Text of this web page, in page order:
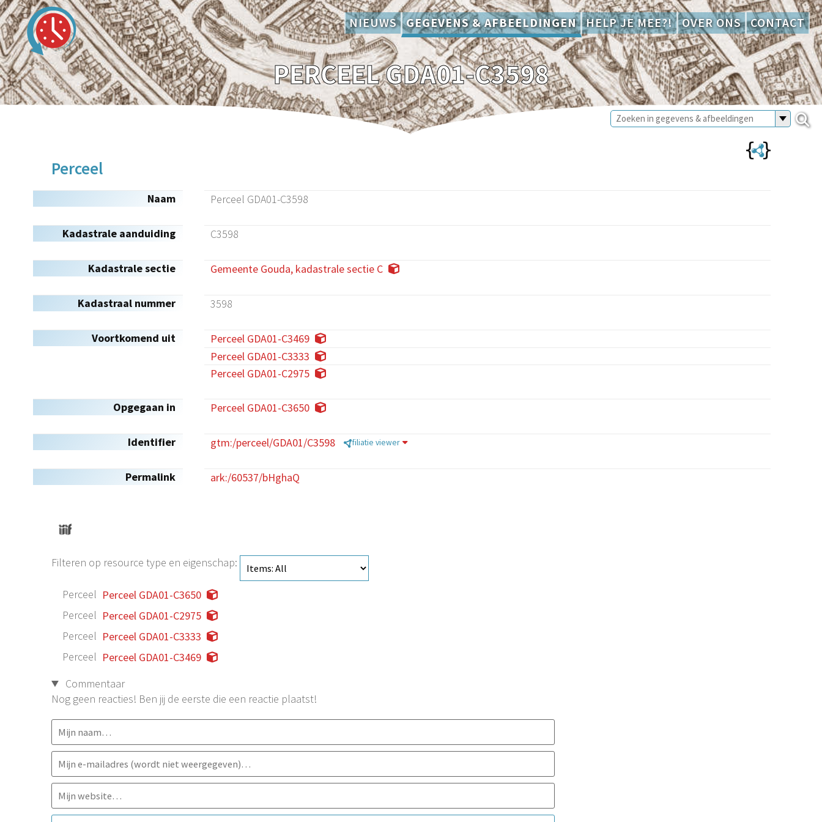
NIEUWS GEGEVENS & AFBEELDINGEN HELP JE MEE?! OVER ONS CONTACT
PERCEEL GDA01-C3598
Perceel
Naam Perceel GDA01-C3598
Kadastrale aanduiding C3598
Kadastrale sectie Gemeente Gouda, kadastrale sectie C
Kadastraal nummer 3598
Voortkomend uit
Perceel GDA01-C3469
Perceel GDA01-C3333
Perceel GDA01-C2975
Opgegaan in Perceel GDA01-C3650
Identifier gtm:/perceel/GDA01/C3598 filiatie viewer
Permalink ark:/60537/bHghaQ
Filteren op resource type en eigenschap:
Perceel Perceel GDA01-C3650
Perceel Perceel GDA01-C2975
Perceel Perceel GDA01-C3333
Perceel Perceel GDA01-C3469
Commentaar
Nog geen reacties! Ben jij de eerste die een reactie plaatst!